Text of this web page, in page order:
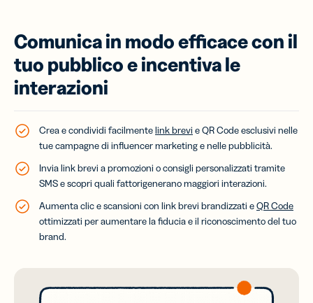
Comunica in modo efficace con il
tuo pubblico e incentiva le
interazioni
Crea e condividi facilmentelink brevi e QR Code esclusivi nelle
tue campagne di influencer marketing e nelle pubblicità.
Invia link brevi a promozioni o consigli personalizzati tramite
SMS e scopri quali fattorigenerano maggiori interazioni.
Aumenta clic e scansioni con link brevi brandizzati eQR Code
ottimizzati per aumentare la fiducia e il riconoscimento del tuo
brand.